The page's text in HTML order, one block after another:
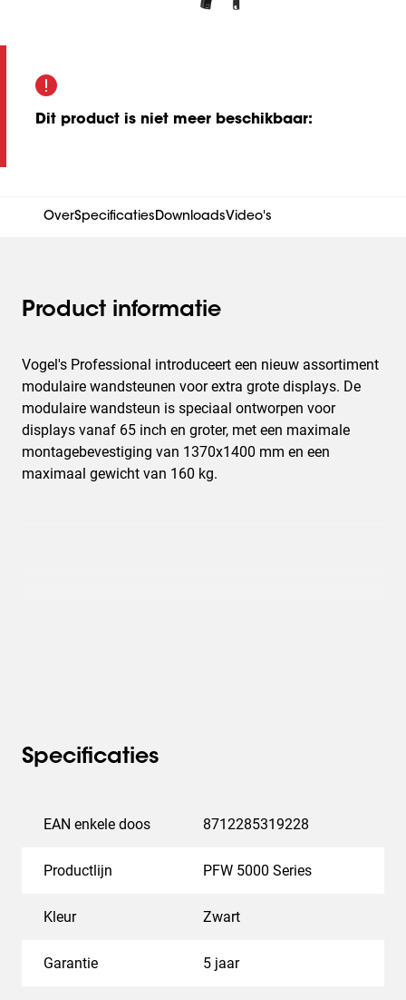
Dit product is niet meer beschikbaar:
OverSpecificatiesDownloadsVideo's
Product informatie
Vogel's Professional introduceert een nieuw assortiment
modulaire wandsteunen voor extra grote displays. De
modulaire wandsteun is speciaal ontworpen voor
displays vanaf 65 inch en groter, met een maximale
montagebevestiging van 1370x1400 mm en een
maximaal gewicht van 160 kg.
Specificaties
EAN enkele doos 8712285319228
Productlijn PFW 5000 Series
Kleur Zwart
Garantie 5 jaar